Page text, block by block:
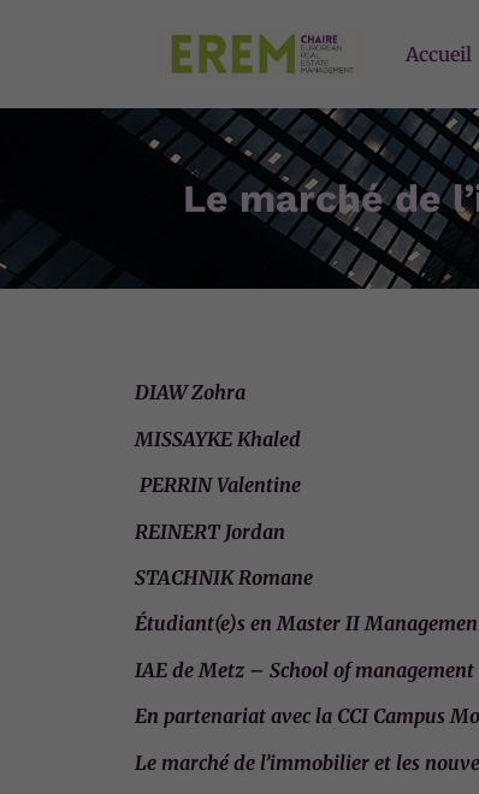
Accueil
Le marché de
DIAW Zohra
MISSAYKE Khaled
PERRIN Valentine
REINERT Jordan
STACHNIK Romane
Étudiant(e)s en Master II
IAE de Metz – School of management
En partenariat avec la CCI Campus
Le marché de l’immobilier et les